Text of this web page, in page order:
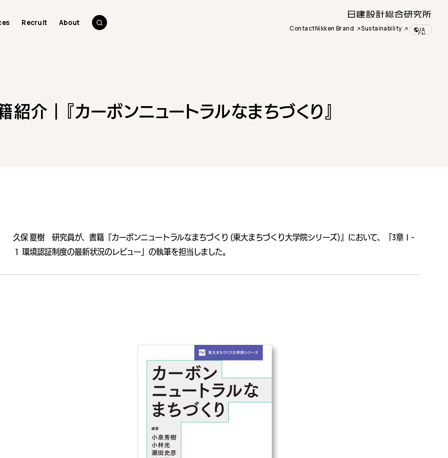
Recruit About
ContactNikken Brand Sustainability JA
EN
紹介｜『カーボンニュートラルなまちづくり』
久保 夏樹 研究員が、書籍『カーボンニュートラルなまちづくり (東大まちづくり大学院シリーズ)』において、「3章Ⅰ-
１ 環境認証制度の最新状況のレビュー」の執筆を担当しました。